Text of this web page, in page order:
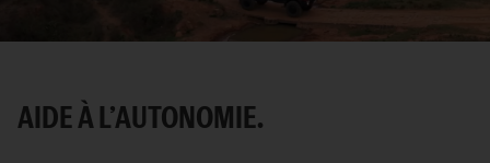
AIDE À L’AUTONOMIE.